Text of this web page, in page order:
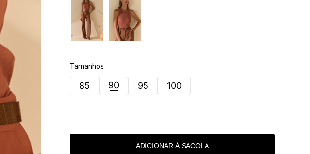
Tamanhos
85 90 95 100
ADICIONAR À SACOLA